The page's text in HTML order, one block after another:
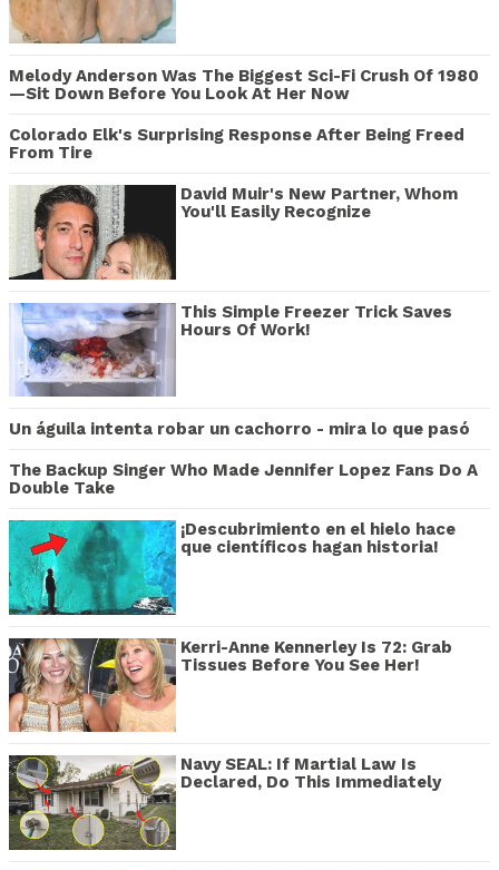
Melody Anderson Was The Biggest Sci-Fi Crush Of 1980
—Sit Down Before You Look At Her Now
Colorado Elk's Surprising Response After Being Freed
From Tire
David Muir's New Partner, Whom
You'll Easily Recognize
This Simple Freezer Trick Saves
Hours Of Work!
Un águila intenta robar un cachorro - mira lo que pasó
The Backup Singer Who Made Jennifer Lopez Fans Do A
Double Take
¡Descubrimiento en el hielo hace
que científicos hagan historia!
Kerri-Anne Kennerley Is 72: Grab
Tissues Before You See Her!
Navy SEAL: If Martial Law Is
Declared, Do This Immediately